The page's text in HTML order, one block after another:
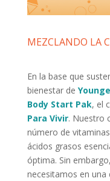
MEZCLANDO LA
En la base que
bienestar de
Body Start Pak, el
Para Vivir. Nuestro
número de
ácidos grasos
óptima. Sin
necesitamos en